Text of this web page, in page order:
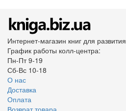
Интернет-магазин книг для развития
График работы колл-центра:
Пн-Пт 9-19
Сб-Вс 10-18
О нас
Доставка
Оплата
Возврат товара